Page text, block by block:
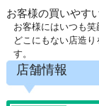
お客様の買いやす
お客様にはいつも笑
どこにもない店造
す。
店舗情報